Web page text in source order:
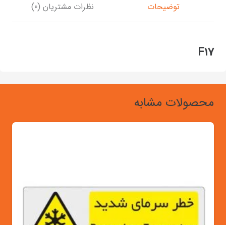
توضیحات نظرات مشتریان (0)
F17
محصولات مشابه